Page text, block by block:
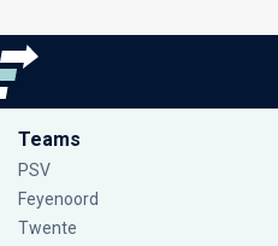
Teams
PSV
Feyenoord
Twente